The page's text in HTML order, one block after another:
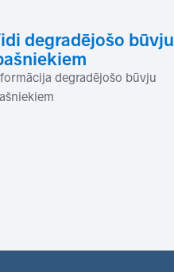
degradējošo būvju
degradējošo būvju